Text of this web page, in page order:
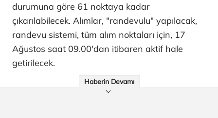
durumuna göre 61 noktaya kadar
çıkarılabilecek. Alımlar, "randevulu" yapılacak,
randevu sistemi, tüm alım noktaları için, 17
Ağustos saat 09.00'dan itibaren aktif hale
getirilecek.
Haberin Devamı